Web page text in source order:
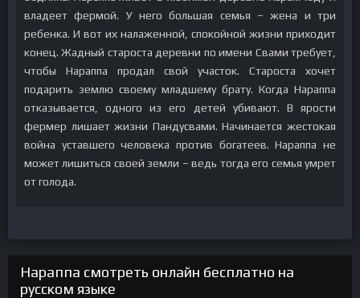
владеет фермой. У него большая семья – жена и три
ребенка. И вот их налаженной, спокойной жизни приходит
конец. Жадный староста деревни по имени Свами требует,
чтобы Нараппа продал свой участок. Староста хочет
подарить землю своему младшему брату. Когда Нараппа
отказывается, одного из его детей убивают. В ярости
фермер лишает жизни Пандусвами. Начинается жестокая
война уставшего человека против богатеев. Нараппа не
может лишиться своей земли – ведь тогда его семья умрет
от голода.
Нараппа смотреть онлайн бесплатно на
русском языке